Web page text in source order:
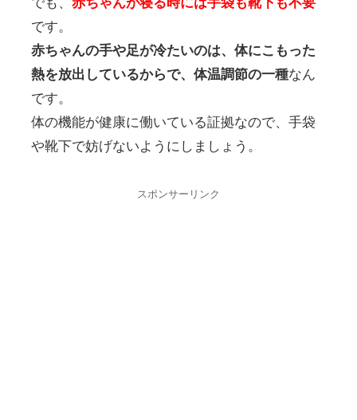
です。
赤ちゃんの手や足が冷たいのは、体にこもった
熱を放出しているからで、体温調節の一種なん
です。
体の機能が健康に働いている証拠なので、手袋
や靴下で妨げないようにしましょう。
スポンサーリンク